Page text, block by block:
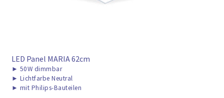
LED Panel MARIA 62cm
► 50W dimmbar
► Lichtfarbe Neutral
► mit Philips-Bauteilen